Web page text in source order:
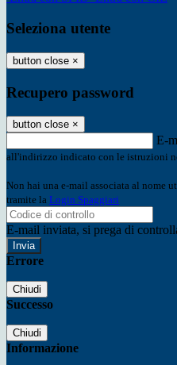
Seleziona utente
button close ×
Recupero password
button close ×
E-
all'indirizzo indicato con le istruzioni
Non hai una e-mail associata al nome
tramite la Login Spaggiari
E-mail inviata, si prega di
Errore
Chiudi
Successo
Chiudi
Informazione